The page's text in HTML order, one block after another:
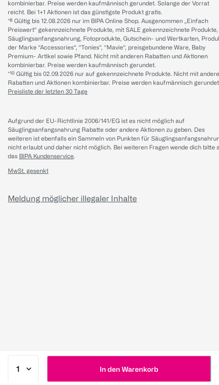
In den Warenkorb
kombinierbar. Preise werden kaufmännisch gerundet. Solange der Vorrat
reicht. Bei 1+1 Aktionen ist das günstigste Produkt gratis.
*⁸ Gültig bis 12.08.2026 nur im BIPA Online Shop. Ausgenommen „Einfach
Preiswert“ gekennzeichnete Produkte, mit SALE gekennzeichnete Produkte,
Säuglingsanfangsnahrung, Fotoprodukte, Gutschein- und Wertkarten,
der Marke “Accessories“, “Tonies“, “Mavie“, preisgebundene Ware, Baby
Premium- Artikel sowie Pfand. Nicht mit anderen Rabatten und Aktionen
kombinierbar. Preise werden kaufmännisch gerundet.
*¹⁰ Gültig bis 02.09.2026 nur auf gekennzeichnete Produkte. Nicht mit
Rabatten und Aktionen kombinierbar. Preise werden kaufmännisch
Preisliste der letzten 30 Tage
Aufgrund der EU-Richtlinie 2006/141/EG ist es nicht möglich auf
Säuglingsanfangsnahrung Rabatte oder andere Aktionen zu geben. Des
weiteren ist ebenfalls ein Sammeln von Punkten für
nicht erlaubt und daher nicht möglich. Bei weiteren Fragen wende dich bitte
das BIPA Kundenservice.
MwSt. gesenkt
Meldung möglicher illegaler Inhalte